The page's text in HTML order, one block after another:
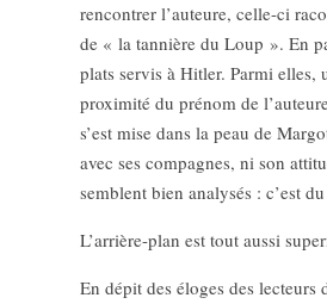
rencontrer l’auteure, celle-ci
de « la tannière du Loup ». En
plats servis à Hitler. Parmi elles,
proximité du prénom de
s’est mise dans la peau de
avec ses compagnes, ni son
semblent bien analysés : c’est
L’arrière-plan est tout aussi
En dépit des éloges des